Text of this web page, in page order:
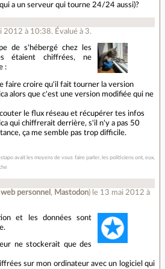
a un serveur qui tourne 24/24 aussi)?
2012 à 10:38. Évalué à 3.
de s'hébergé chez les
étaient chiffrées, ne
:
faire croire qu'il fait tourner la version
alors que c'est une version modifiée qui ne
le flux réseau et récupérer tes infos
qui chiffrerait derrière, s'il n'y a pas 50
ça me semble pas trop difficile.
avait les moyens de vous faire parler, les politiciens ont, eux,
personnel , Mastodon) le 13 mai 2012 à
et les données sont
ne stockerait que des
sur mon ordinateur avec un logiciel qui